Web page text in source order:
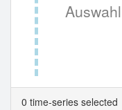
0 time-series selected